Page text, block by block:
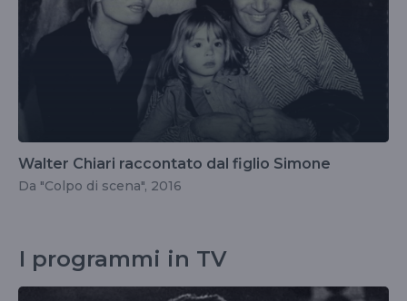
Walter Chiari raccontato dal figlio Simone
Da "Colpo di scena", 2016
I programmi in TV